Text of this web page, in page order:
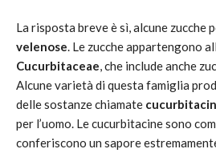
La risposta breve è sì, alcune zucche
velenose. Le zucche appartengono
Cucurbitaceae, che include anche
Alcune varietà di questa famiglia
delle sostanze chiamate
per l’uomo. Le cucurbitacine sono
conferiscono un sapore